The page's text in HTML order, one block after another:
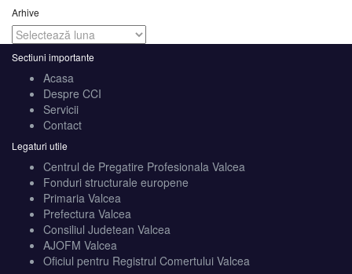
Arhive
Arhive
Sectiuni importante
Acasa
Despre CCI
Servicii
Contact
Legaturi utile
Centrul de Pregatire Profesionala Valcea
Fonduri structurale europene
Primaria Valcea
Prefectura Valcea
Consiliul Judetean Valcea
AJOFM Valcea
Oficiul pentru Registrul Comertului Valcea